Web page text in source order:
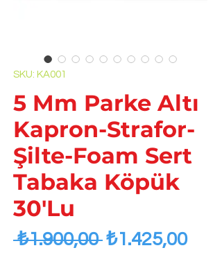
SKU: KA001
5 Mm Parke Altı
Kapron-Strafor-
Şilte-Foam Sert
Tabaka Köpük
30'Lu
₺1.900,00 Regular
₺1.425,00Sale